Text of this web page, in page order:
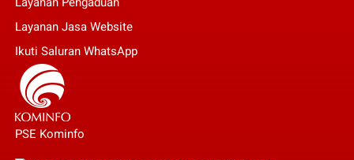
Layanan Jasa Website
Ikuti Saluran WhatsApp
PSE Kominfo